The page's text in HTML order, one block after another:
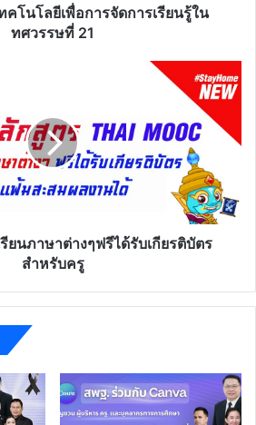
คโนโลยีเพื่อการจัดการเรียนรู้ใน
ทศวรรษที่ 21
ยนภาษาต่างๆฟรีได้รับเกียรติบัตร
สำหรับครู